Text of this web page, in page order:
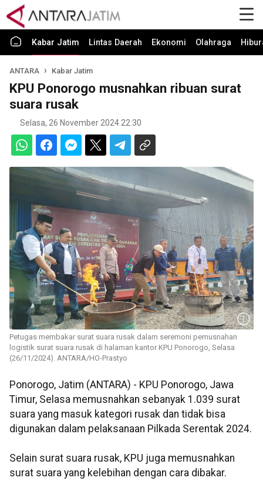
Kabar Jatim Lintas Daerah Ekonomi Olahraga
ANTARA Kabar Jatim
KPU Ponorogo musnahkan ribuan surat
suara rusak
Selasa, 26 November 2024 22:30
Petugas membakar surat suara rusak dalam seremoni pemusnahan
logistik surat suara rusak di halaman kantor KPU Ponorogo, Selasa
(26/11/2024). ANTARA/HO-Prastyo
Ponorogo, Jatim (ANTARA) - KPU Ponorogo, Jawa
Timur, Selasa memusnahkan sebanyak 1.039 surat
suara yang masuk kategori rusak dan tidak bisa
digunakan dalam pelaksanaan Pilkada Serentak 2024.
Selain surat suara rusak, KPU juga memusnahkan
surat suara yang kelebihan dengan cara dibakar.